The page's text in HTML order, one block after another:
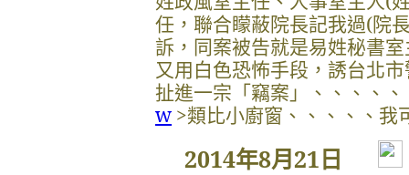
任，聯合矇蔽院長記我過(院
訴，同案被告就是易姓秘書
又用白色恐怖手段，誘台北
扯進一宗「竊案」、、、、
w >類比小廚窗、、、、、我
2014年8月21日